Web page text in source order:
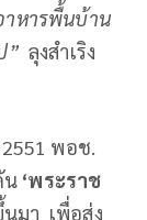
หารพื้นบ้าน
” ลุงสำเริง
พอช.
น ‘พระราช
นมา เพื่อส่ง